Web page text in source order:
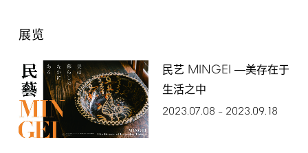
展览
民艺 MINGEI ―美存在于
生活之中
2023.07.08 – 2023.09.18